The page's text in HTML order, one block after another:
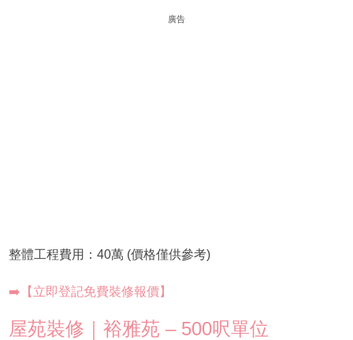
廣告
整體工程費用：40萬 (價格僅供參考)
➡️【立即登記免費裝修報價】
屋苑裝修｜裕雅苑 – 500呎單位